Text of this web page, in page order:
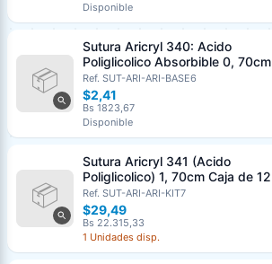
Disponible
Sutura Aricryl 340: Acido
Poliglicolico Absorbible 0, 70cm
Und ARIZI Aguja de 1/2 Punta
Cónica 36mm
Ref. SUT-ARI-ARI-BASE6
$2,41
Bs 1823,67
Disponible
Sutura Aricryl 341 (Acido
Poliglicolico) 1, 70cm Caja de 12
Unds ARIZI Aguja de 1/2 Circulo
Punta Conica 36mm
Ref. SUT-ARI-ARI-KIT7
$29,49
Bs 22.315,33
1 Unidades disp.
Teléfono (opcional)
Email (opcional)
Cancelar
Clave